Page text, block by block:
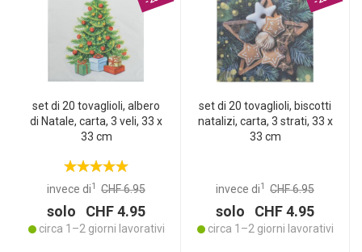
set di 20 tovaglioli, albero
di Natale, carta, 3 veli, 33 x
33 cm
invece di1 CHF 6.95
solo CHF 4.95
circa 1–2 giorni lavorativi
set di 20 tovaglioli, biscotti
natalizi, carta, 3 strati, 33 x
33 cm
invece di1 CHF 6.95
solo CHF 4.95
circa 1–2 giorni lavorativi